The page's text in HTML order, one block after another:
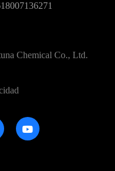
Chemical Co., Ltd.
